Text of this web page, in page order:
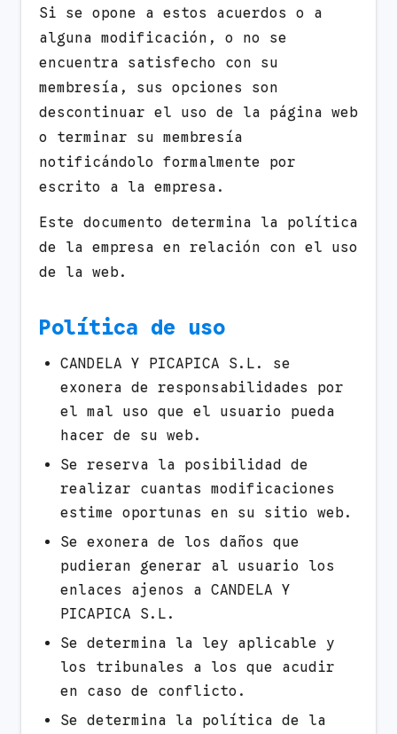
Si se opone a estos acuerdos o a
alguna modificación, o no se
encuentra satisfecho con su
membresía, sus opciones son
descontinuar el uso de la página web
o terminar su membresía
notificándolo formalmente por
escrito a la empresa.
Este documento determina la política
de la empresa en relación con el uso
de la web.
Política de uso
CANDELA Y PICAPICA S.L. se
exonera de responsabilidades por
el mal uso que el usuario pueda
hacer de su web.
Se reserva la posibilidad de
realizar cuantas modificaciones
estime oportunas en su sitio web.
Se exonera de los daños que
pudieran generar al usuario los
enlaces ajenos a CANDELA Y
PICAPICA S.L.
Se determina la ley aplicable y
los tribunales a los que acudir
en caso de conflicto.
Se determina la política de la